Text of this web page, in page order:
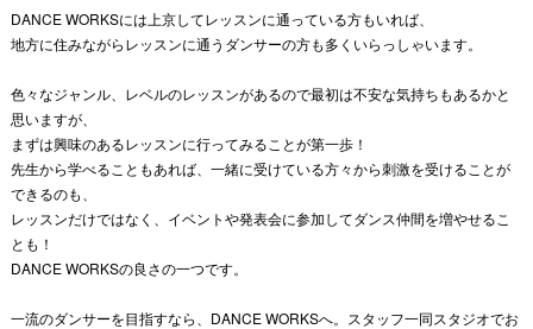
DANCE WORKSには上京してレッスンに通っている方もいれば、
地方に住みながらレッスンに通うダンサーの方も多くいらっしゃいます。
色々なジャンル、レベルのレッスンがあるので最初は不安な気持ちもあるかと
思いますが、
まずは興味のあるレッスンに行ってみることが第一歩！
先生から学べることもあれば、一緒に受けている方々から刺激を受けることが
できるのも、
レッスンだけではなく、イベントや発表会に参加してダンス仲間を増やせるこ
とも！
DANCE WORKSの良さの一つです。
一流のダンサーを目指すなら、DANCE WORKSへ。スタッフ一同スタジオでお